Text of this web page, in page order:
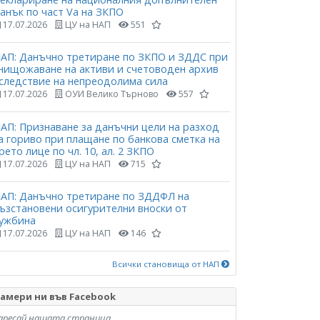
по част Vа на ЗКПО
17.07.2026 ЦУ на НАП 551
Данъчно третиране по ЗКПО и ЗДДС при
на активи и счетоводен архив
на непреодолима сила
17.07.2026 ОУИ Велико Търново 557
Признаване за данъчни цели на разход
гориво при плащане по банкова сметка на
лице по чл. 10, ал. 2 ЗКПО
17.07.2026 ЦУ на НАП 715
Данъчно третиране по ЗДДФЛ на
осигурителни вноски от
17.07.2026 ЦУ на НАП 146
Всички становища от НАП
ни във Facebook